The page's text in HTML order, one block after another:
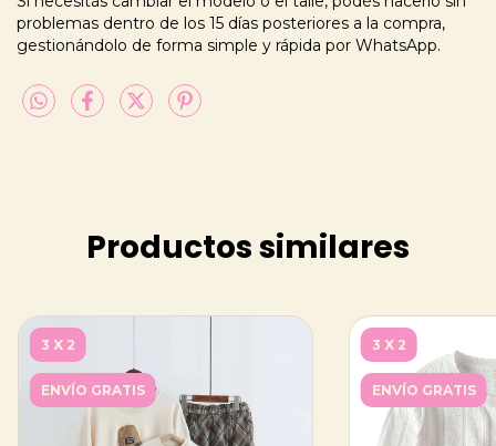
problemas dentro de los 15 días posteriores a la compra,
gestionándolo de forma simple y rápida por WhatsApp.
Productos similares
3 X 2
ENVÍO GRATIS
3 X 2
ENVÍO GRATIS